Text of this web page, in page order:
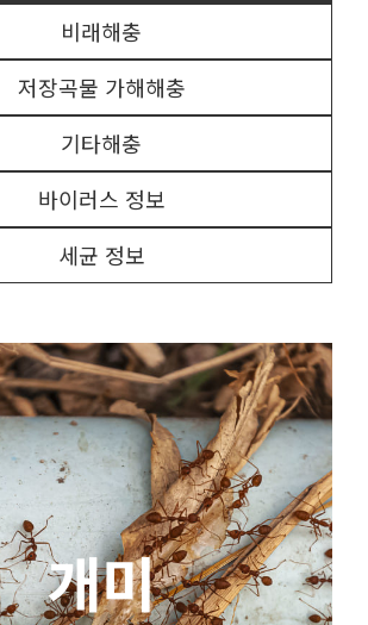
비래해충
저장곡물 가해해충
기타해충
바이러스 정보
세균 정보
개미